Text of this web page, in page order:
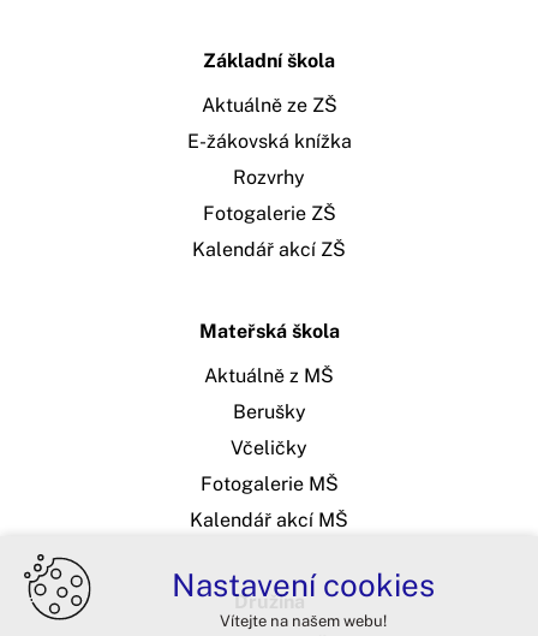
Základní škola
Aktuálně ze ZŠ
E-žákovská knížka
Rozvrhy
Fotogalerie ZŠ
Kalendář akcí ZŠ
Mateřská škola
Aktuálně z MŠ
Berušky
Včeličky
Fotogalerie MŠ
Kalendář akcí MŠ
Družina
Nastavení cookies
Vítejte na našem webu!